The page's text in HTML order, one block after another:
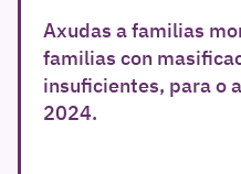
Axudas a familias
familias con
insuficientes, para o
2024.